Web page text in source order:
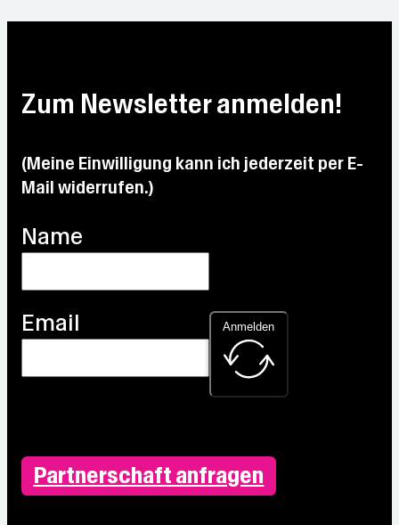
Partnerschaft anfragen
Zum Newsletter anmelden!
(Meine Einwilligung kann ich jederzeit per E-
Mail widerrufen.)
Name
Email Anmelden